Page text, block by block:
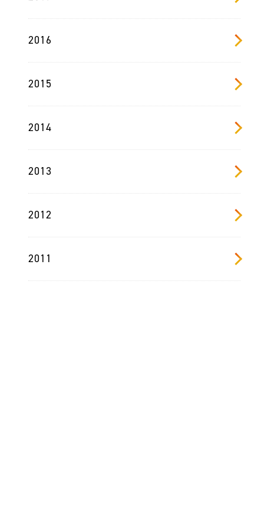
2016
2015
2014
2013
2012
2011